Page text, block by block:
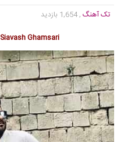
تک آهنگ , 1,654 بازدید
Siavash Ghamsari